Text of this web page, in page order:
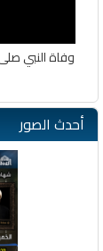
أحدث الصور